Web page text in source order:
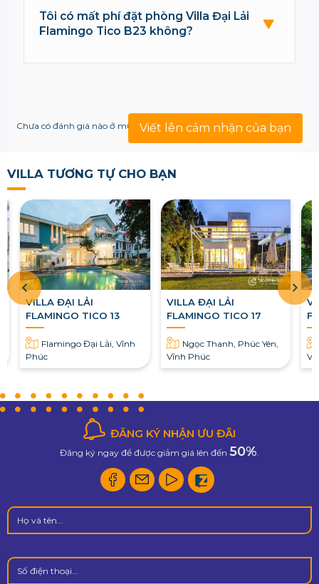
Tôi có mất phí đặt phòng Villa Đại Lải
Flamingo Tico B23 không?
Viết lên cảm nhận của bạn
Chưa có đánh giá nào ở mục này!
VILLA TƯƠNG TỰ CHO BẠN
VILLA ĐẠI LẢI
FLAMINGO TICO 13
Flamingo Đại Lải, Vĩnh
Phúc
VILLA ĐẠI LẢI
FLAMINGO TICO 17
Ngọc Thanh, Phúc Yên,
Vĩnh Phúc
ĐĂNG KÝ NHẬN ƯU ĐÃI
Đăng ký ngay để được giảm giá lên đến 50%.